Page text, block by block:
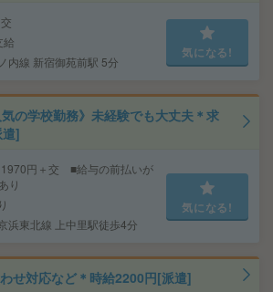
給
内線 新宿御苑前駅 5分
気になる!
の学校勤務》未経験でも大丈夫＊求
]
円＋交 ■給与の前払いが
り
東北線 上中里駅徒歩4分
気になる!
せ対応など＊時給2200円[派遣]